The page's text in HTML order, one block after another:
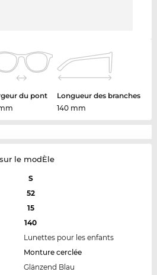
du pont
Longueur des branches
140 mm
le modÈle
S
52
15
140
Lunettes pour les enfants
Monture cerclée
Glänzend Blau